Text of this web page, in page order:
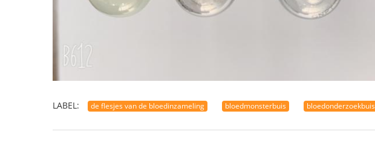
LABEL: de flesjes van de bloedinzameling bloedmonsterbuis bloedonderzoekbuis